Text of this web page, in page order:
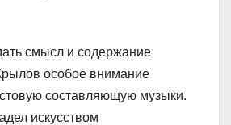
смысл и содержание
особое внимание
составляющую музыки.
искусством